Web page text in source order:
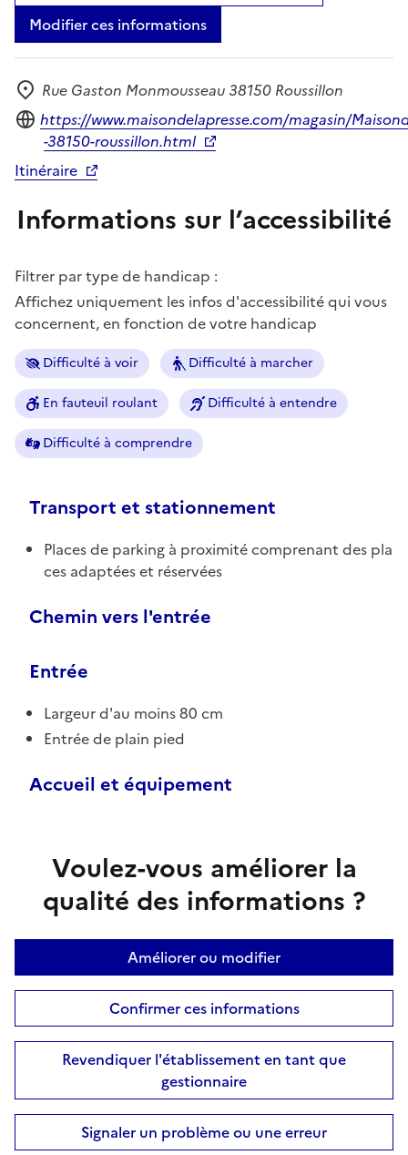
Modifier ces informations
Adresse
Rue Gaston Monmousseau 38150 Roussillon
Site internet
https://www.maisondelapresse.com/magasin/
-38150-roussillon.html
Itinéraire
Informations sur l’accessibilité
Filtrer par type de handicap :
Affichez uniquement les infos d'accessibilité qui vous
concernent, en fonction de votre handicap
Difficulté à voir Difficulté à marcher
En fauteuil roulant Difficulté à entendre
Difficulté à comprendre
Transport et stationnement
Places de parking à proximité comprenant des pla
ces adaptées et réservées
Chemin vers l'entrée
Entrée
Largeur d'au moins 80 cm
Entrée de plain pied
Accueil et équipement
Voulez-vous améliorer la
qualité des informations ?
Améliorer ou modifier
Confirmer ces informations
Revendiquer l'établissement en tant que
gestionnaire
Signaler un problème ou une erreur